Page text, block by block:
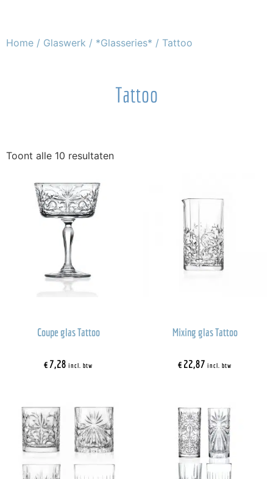
Home / Glaswerk / *Glasseries* / Tattoo
Tattoo
Toont alle 10 resultaten
Coupe glas Tattoo
€7,28 incl. btw
Mixing glas Tattoo
€22,87 incl. btw